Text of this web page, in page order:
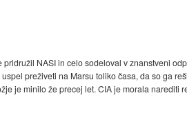
NASI in celo sodeloval v znanstveni
preživeti na Marsu toliko časa, da so ga
je minilo že precej let. CIA je morala narediti